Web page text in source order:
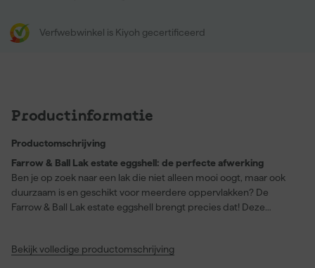
Verfwebwinkel is Kiyoh gecertificeerd
Productinformatie
Productomschrijving
Farrow & Ball Lak estate eggshell: de perfecte afwerking
Ben je op zoek naar een lak die niet alleen mooi oogt, maar ook
duurzaam is en geschikt voor meerdere oppervlakken? De
Farrow & Ball Lak estate eggshell brengt precies dat! Deze
prachtige roze tint 'Fruit Fool' (kleurnummer No. 9911) geef je elke
Bekijk volledige productomschrijving